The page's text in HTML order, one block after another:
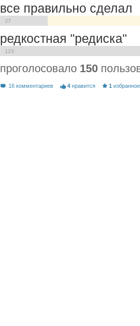
все правильно сделал
27
редкостная "редиска"
123
проголосовало 150
16 комментариев 4 нравится 1 избранное